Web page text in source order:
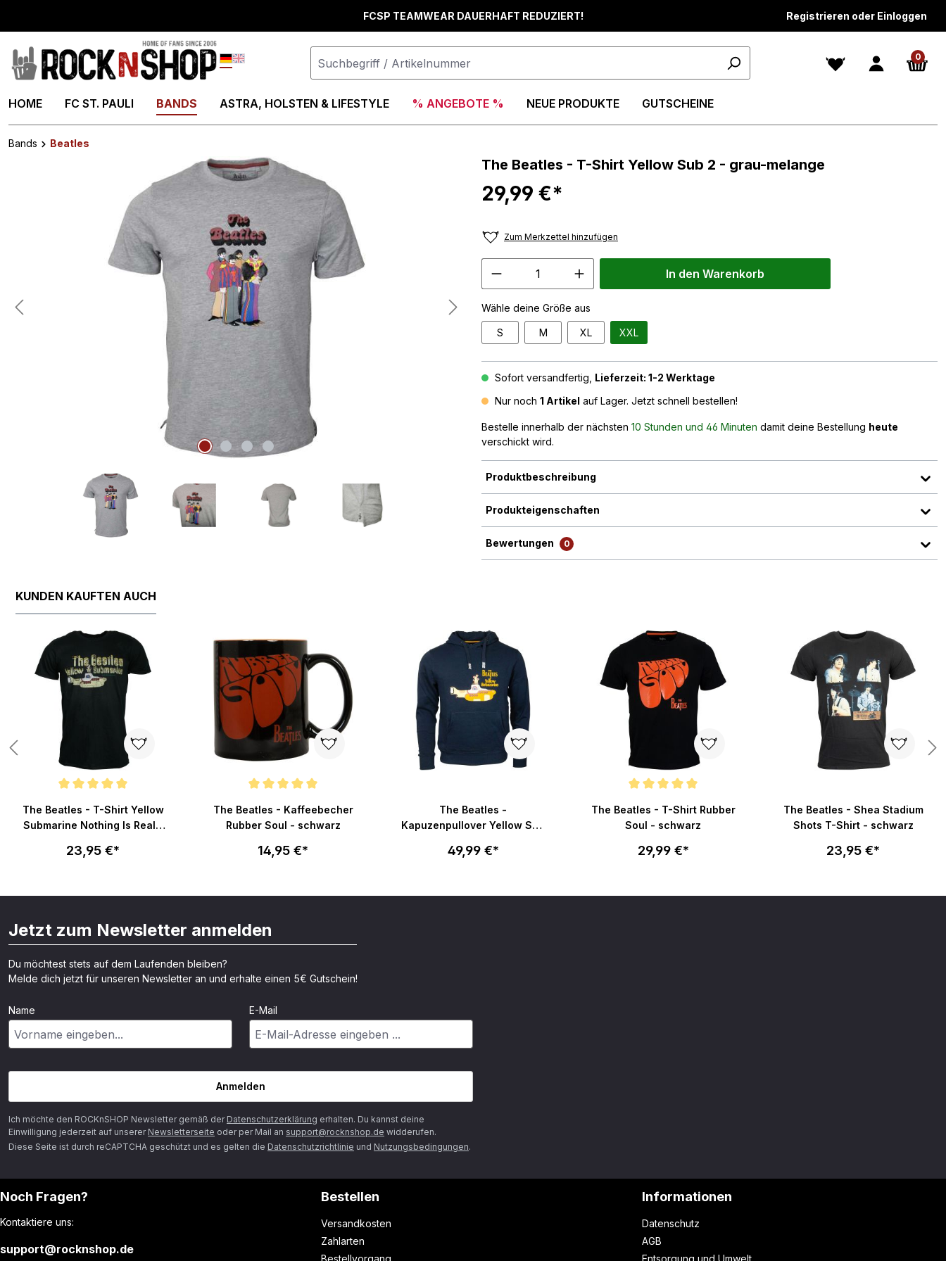
FCSP TEAMWEAR DAUERHAFT REDUZIERT! Registrieren oder Einloggen
Deutsch 0
HOME FC ST. PAULI BANDS ASTRA, HOLSTEN & LIFESTYLE % ANGEBOTE % NEUE PRODUKTE GUTSCHEINE
Bands
Beatles
The Beatles - T-Shirt Yellow Sub 2 - grau-melange
29,99 €*
Zum Merkzettel hinzufügen
Wähle deine Größe aus
S M XL XXL
In den Warenkorb
Sofort versandfertig, Lieferzeit: 1-2 Werktage
Nur noch 1 Artikel auf Lager. Jetzt schnell bestellen!
Bestelle innerhalb der nächsten 10 Stunden und 46 Minuten damit deine Bestellung heute
verschickt wird.
Produktbeschreibung
Produkteigenschaften
Bewertungen 0
KUNDEN KAUFTEN AUCH
The Beatles - T-Shirt Yellow
Submarine Nothing Is Real -
23,95 €*
The Beatles - Kaffeebecher
Rubber Soul - schwarz
14,95 €*
The Beatles -
Kapuzenpullover Yellow Sub
49,99 €*
The Beatles - T-Shirt Rubber
Soul - schwarz
29,99 €*
The Beatles - Shea Stadium
Shots T-Shirt - schwarz
23,95 €*
Jetzt zum Newsletter anmelden
Du möchtest stets auf dem Laufenden bleiben?
Melde dich jetzt für unseren Newsletter an und erhalte einen 5€ Gutschein!
Name E-Mail
Anmelden
Ich möchte den ROCKnSHOP Newsletter gemäß der Datenschutzerklärung erhalten. Du kannst deine
Einwilligung jederzeit auf unserer Newsletterseite oder per Mail an support@rocknshop.de widderufen.
Diese Seite ist durch reCAPTCHA geschützt und es gelten die Datenschutzrichtlinie und Nutzungsbedingungen.
Noch Fragen?
Kontaktiere uns:
support@rocknshop.de
Bestellen
Versandkosten
Zahlarten
Bestellvorgang
Informationen
Datenschutz
AGB
Entsorgung und Umwelt